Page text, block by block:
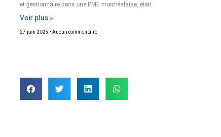
et gestionnaire dans une PME montréalaise, était
Voir plus »
27 juin 2025 Aucun commentaire